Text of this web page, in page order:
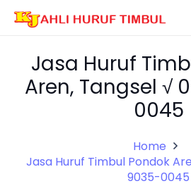
Jasa Huruf
Aren, Tangsel √
0045
Home
Jasa Huruf Timbul Pondok
9035-0045